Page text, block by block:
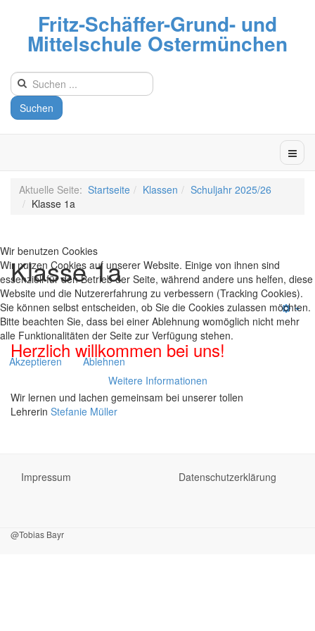
Fritz-Schäffer-Grund- und
Mittelschule Ostermünchen
Suchen
Aktuelle Seite: Startseite Klassen
Schuljahr 2025/26
Klasse 1a
Klasse 1a
Herzlich willkommen bei uns!
Wir lernen und lachen gemeinsam bei unserer tollen
Lehrerin Stefanie Müller
Impressum Datenschutzerklärung
@Tobias Bayr
Wir benutzen Cookies
Wir nutzen Cookies auf unserer Website. Einige von ihnen sind
essenziell für den Betrieb der Seite, während andere uns helfen, diese
Website und die Nutzererfahrung zu verbessern (Tracking Cookies).
Sie können selbst entscheiden, ob Sie die Cookies zulassen möchten.
Bitte beachten Sie, dass bei einer Ablehnung womöglich nicht mehr
alle Funktionalitäten der Seite zur Verfügung stehen.
Akzeptieren
Ablehnen
Weitere Informationen